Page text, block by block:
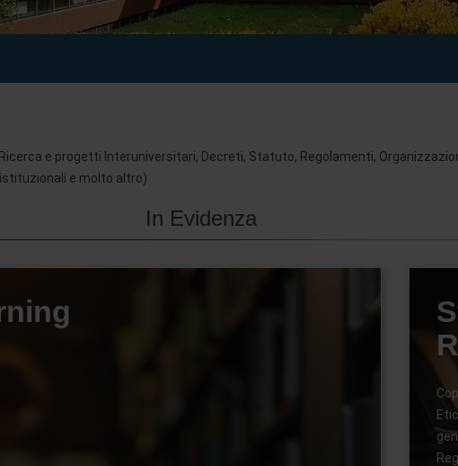
e progetti Interuniversitari, Decreti, Statuto, Regolamenti,
istituzionali e molto altro)
In Evidenza